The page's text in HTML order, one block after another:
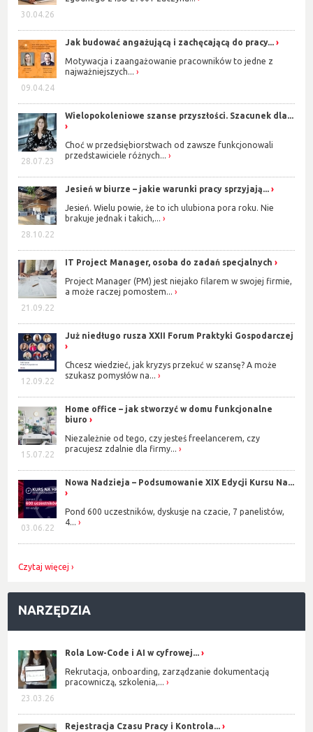
30.04.26
09.04.24
Jak budować angażującą i zachęcającą do pracy...
Motywacja i zaangażowanie pracowników to jedne z
najważniejszych...
28.07.23
Wielopokoleniowe szanse przyszłości. Szacunek dla...
Choć w przedsiębiorstwach od zawsze funkcjonowali
przedstawiciele różnych...
28.10.22
Jesień w biurze – jakie warunki pracy sprzyjają...
Jesień. Wielu powie, że to ich ulubiona pora roku. Nie
brakuje jednak i takich,...
21.09.22
IT Project Manager, osoba do zadań specjalnych
Project Manager (PM) jest niejako filarem w swojej firmie,
a może raczej pomostem...
12.09.22
Już niedługo rusza XXII Forum Praktyki Gospodarczej
Chcesz wiedzieć, jak kryzys przekuć w szansę? A może
szukasz pomysłów na...
15.07.22
Home office – jak stworzyć w domu funkcjonalne
biuro
Niezależnie od tego, czy jesteś freelancerem, czy
pracujesz zdalnie dla firmy...
03.06.22
Nowa Nadzieja – Podsumowanie XIX Edycji Kursu Na...
Pond 600 uczestników, dyskusje na czacie, 7 panelistów,
4...
Czytaj więcej
NARZĘDZIA
23.03.26
Rola Low-Code i AI w cyfrowej...
Rekrutacja, onboarding, zarządzanie dokumentacją
pracowniczą, szkolenia,...
Rejestracja Czasu Pracy i Kontrola...